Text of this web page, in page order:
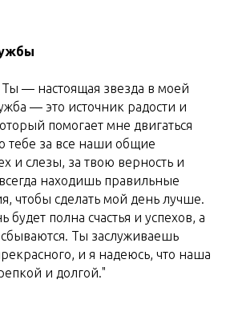
— настоящая звезда в моей
— это источник радости и
помогает мне двигаться
тебе за все наши общие
и слезы, за твою верность и
находишь правильные
чтобы сделать мой день лучше.
будет полна счастья и успехов, а
Ты заслуживаешь
и я надеюсь, что наша
и долгой."